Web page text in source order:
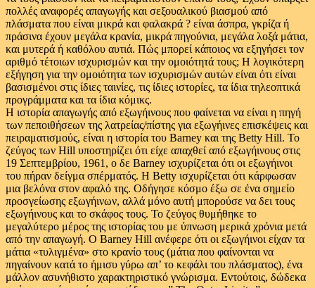
πολλές αναφορές απαγωγής και σεξουαλικού βιασμού από
πλάσματα που είναι μικρά και φαλακρά ? είναι άσπρα, γκρίζα ή
πράσινα έχουν μεγάλα κρανία, μικρά πηγούνια, μεγάλα λοξά μάτια,
και μυτερά ή καθόλου αυτιά. Πώς μπορεί κάποιος να εξηγήσει τον
αριθμό τέτοιων ισχυρισμών και την ομοιότητά τους; Η λογικότερη
εξήγηση για την ομοιότητα των ισχυρισμών αυτών είναι ότι είναι
βασισμένοι στις ίδιες ταινίες, τις ίδιες ιστορίες, τα ίδια τηλεοπτικά
προγράμματα και τα ίδια κόμικς.
Η ιστορία απαγωγής από εξωγήινους που φαίνεται να είναι η πηγή
των πεποιθήσεων της λατρείας/πίστης για εξωγήινες επισκέψεις και
πειραματισμούς, είναι η ιστορία του Barney και της Betty Hill. Το
ζεύγος των Hill υποστηρίζει ότι είχε απαχθεί από εξωγήινους στις
19 Σεπτεμβρίου, 1961, ο δε Barney ισχυρίζεται ότι οι εξωγήινοι
του πήραν δείγμα σπέρματός. Η Betty ισχυρίζεται ότι κάρφωσαν
μια βελόνα στον αφαλό της. Οδήγησε κόσμο έξω σε ένα σημείο
προσγείωσης εξωγήινων, αλλά μόνο αυτή μπορούσε να δει τους
εξωγήινους και το σκάφος τους. Το ζεύγος θυμήθηκε το
μεγαλύτερο μέρος της ιστορίας του με ύπνωση μερικά χρόνια μετά
από την απαγωγή. Ο Barney Hill ανέφερε ότι οι εξωγήινοι είχαν τα
μάτια «τυλιγμένα» στο κρανίο τους (μάτια που φαίνονται να
πηγαίνουν κατά το ήμισυ γύρω απ’ το κεφάλι του πλάσματος), ένα
μάλλον ασυνήθιστο χαρακτηριστικό γνώρισμα. Εντούτοις, δώδεκα